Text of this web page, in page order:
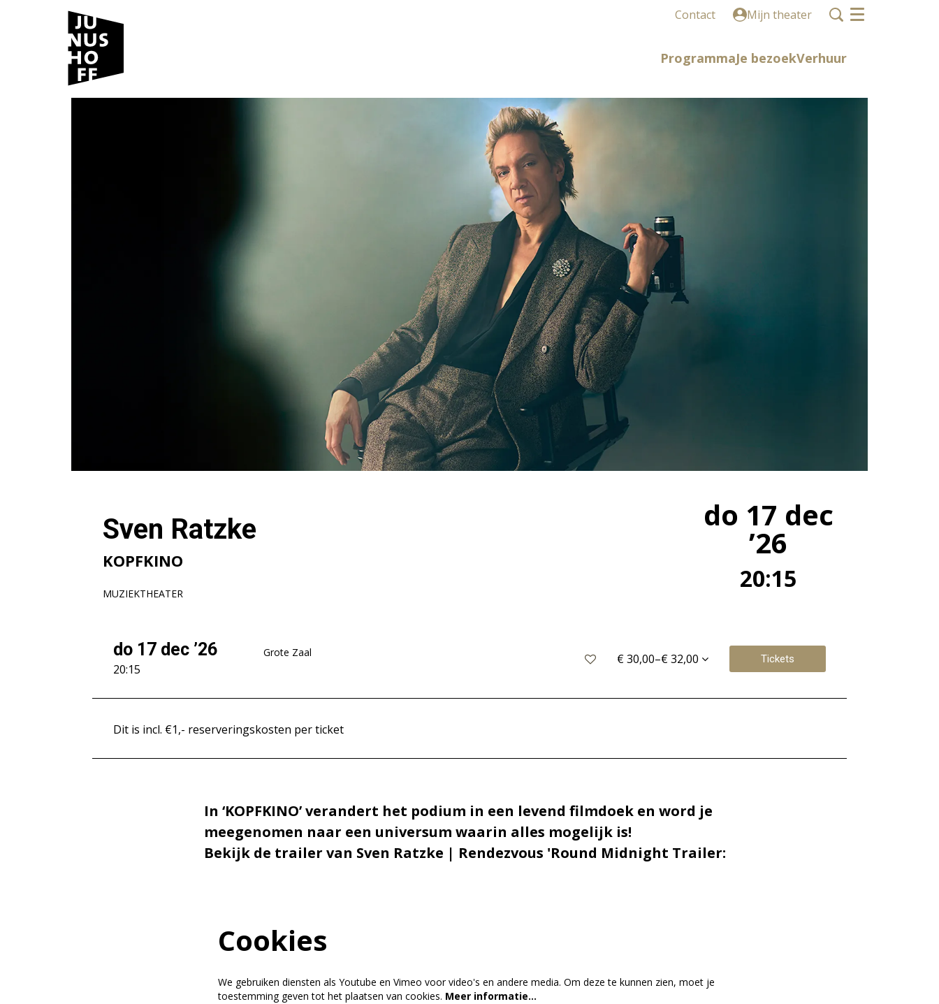
Contact Mijn theater
ProgrammaJe bezoekVerhuur
Menu
Sven Ratzke
KOPFKINO
MUZIEKTHEATER
do 17 dec
’26
20:15
do 17 dec ’26
20:15
Grote Zaal € 30,00–€ 32,00 Tickets
Dit is incl. €1,- reserveringskosten per ticket
In ‘KOPFKINO’ verandert het podium in een levend filmdoek en word je
meegenomen naar een universum waarin alles mogelijk is!
Bekijk de trailer van Sven Ratzke | Rendezvous 'Round Midnight Trailer:
Cookies
We gebruiken diensten als Youtube en Vimeo voor video's en andere media. Om deze te kunnen zien, moet je
toestemming geven tot het plaatsen van cookies. Meer informatie…